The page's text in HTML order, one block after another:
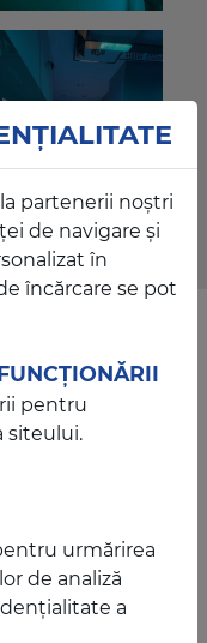
afecțiune relativ
000 este
Acea parte
normal,
și încețoșată.
partenerii noștri
de navigare și
în
încărcare se pot
pentru
siteului.
urmărirea
de analiză
a